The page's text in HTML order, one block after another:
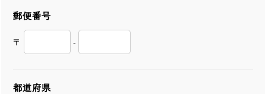
郵便番号
〒 -
都道府県